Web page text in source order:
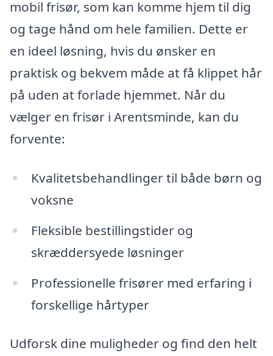
mobil frisør, som kan komme hjem til dig
og tage hånd om hele familien. Dette er
en ideel løsning, hvis du ønsker en
praktisk og bekvem måde at få klippet hår
på uden at forlade hjemmet. Når du
vælger en frisør i Arentsminde, kan du
forvente:
Kvalitetsbehandlinger til både børn og
voksne
Fleksible bestillingstider og
skræddersyede løsninger
Professionelle frisører med erfaring i
forskellige hårtyper
Udforsk dine muligheder og find den helt